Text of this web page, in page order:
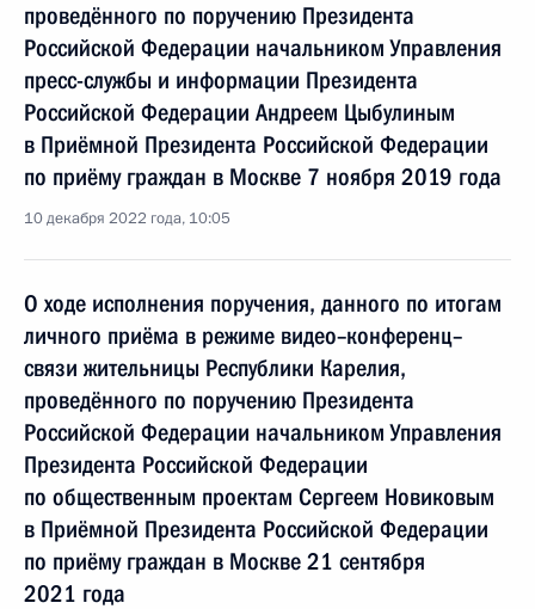
проведённого по поручению Президента
Российской Федерации начальником Управления
пресс-службы и информации Президента
Российской Федерации Андреем Цыбулиным
в Приёмной Президента Российской Федерации
по приёму граждан в Москве 7 ноября 2019 года
10 декабря 2022 года, 10:05
О ходе исполнения поручения, данного по итогам
личного приёма в режиме видео–конференц–
связи жительницы Республики Карелия,
проведённого по поручению Президента
Российской Федерации начальником Управления
Президента Российской Федерации
по общественным проектам Сергеем Новиковым
в Приёмной Президента Российской Федерации
по приёму граждан в Москве 21 сентября
2021 года